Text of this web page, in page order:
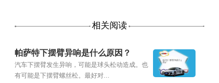
相关阅读
帕萨特下摆臂异响是什么原因？
汽车下摆臂发生异响，可能是球头松动造成。也
有可能是下摆臂螺丝松。最好对...